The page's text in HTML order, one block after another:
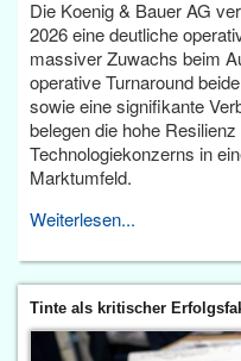
Die Koenig & Bauer AG
2026 eine deutliche
massiver Zuwachs beim
operative Turnaround
sowie eine signifikante
belegen die hohe
Technologiekonzerns in
Marktumfeld.
Weiterlesen...
Tinte als kritischer